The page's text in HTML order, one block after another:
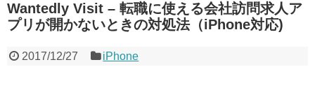
Wantedly Visit – 転職に使える会社訪問求人ア
プリが開かないときの対処法（iPhone対応)
2017/12/27 iPhone